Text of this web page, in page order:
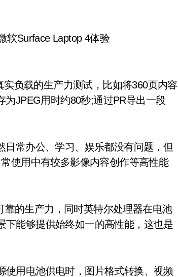
负载的生产力测试，比如将360页内容
为JPEG用时约80秒;通过PR导出一段
常办公、学习、娱乐都没有问题，但
使用中有较多影像内容创作等高性能
的生产力，同时英特尔处理器在电池
能够提供始终如一的高性能，这也是
用电池供电时，图片格式转换、视频